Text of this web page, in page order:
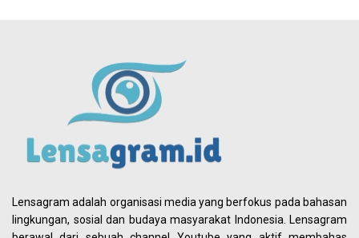
Lensagram adalah organisasi media yang berfokus pada bahasan
lingkungan, sosial dan budaya masyarakat Indonesia. Lensagram